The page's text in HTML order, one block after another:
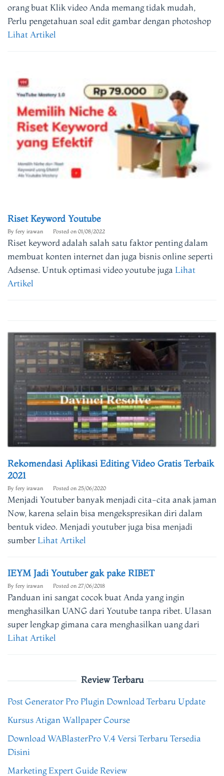
orang buat Klik video Anda memang tidak mudah,
Perlu pengetahuan soal edit gambar dengan photoshop
Lihat Artikel
Riset Keyword Youtube
By fery irawan Posted on 01/08/2022
Riset keyword adalah salah satu faktor penting dalam
membuat konten internet dan juga bisnis online seperti
Adsense. Untuk optimasi video youtube juga Lihat
Artikel
Rekomendasi Aplikasi Editing Video Gratis Terbaik
2021
By fery irawan Posted on 25/06/2020
Menjadi Youtuber banyak menjadi cita-cita anak jaman
Now, karena selain bisa mengekspresikan diri dalam
bentuk video. Menjadi youtuber juga bisa menjadi
sumberLihat Artikel
IEYM Jadi Youtuber gak pake RIBET
By fery irawan Posted on 27/06/2018
Panduan ini sangat cocok buat Anda yang ingin
menghasilkan UANG dari Youtube tanpa ribet. Ulasan
super lengkap gimana cara menghasilkan uang dari
Lihat Artikel
Review Terbaru
Post Generator Pro Plugin Download Terbaru Update
Kursus Atigan Wallpaper Course
Download WABlasterPro V.4 Versi Terbaru Tersedia
Disini
Marketing Expert Guide Review